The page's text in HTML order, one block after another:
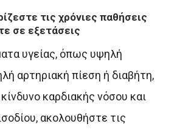
τις χρόνιες παθήσεις
σε εξετάσεις
υγείας, όπως υψηλή
αρτηριακή πίεση ή διαβήτη,
καρδιακής νόσου και
ακολουθήστε τις